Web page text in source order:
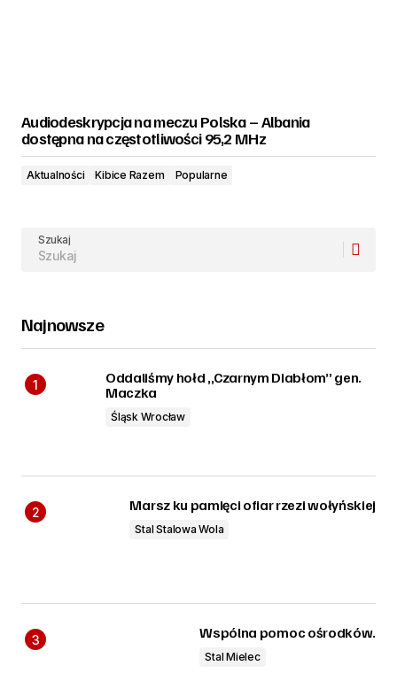
Audiodeskrypcja na meczu Polska – Albania
dostępna na częstotliwości 95,2 MHz
Aktualności Kibice Razem Popularne
Szukaj
Najnowsze
Oddaliśmy hołd „Czarnym Diabłom” gen.
Maczka
Śląsk Wrocław
Marsz ku pamięci ofiar rzezi wołyńskiej
Stal Stalowa Wola
Wspólna pomoc ośrodków.
Stal Mielec